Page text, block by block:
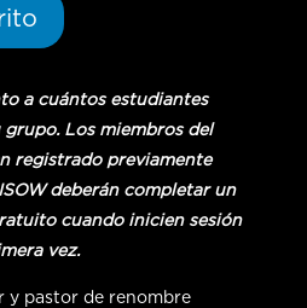
a cuántos estudiantes
Los miembros del
registrado previamente
deberán completar un
cuando inicien sesión
vez.
y pastor de renombre